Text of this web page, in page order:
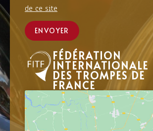
de ce site
ENVOYER
FÉDÉRATION
INTERNATIONALE
DES TROMPES DE
FRANCE